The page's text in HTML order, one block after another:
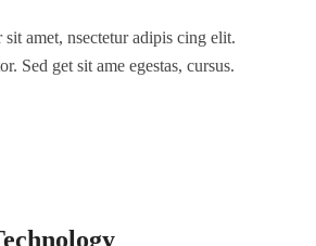
amet, nsectetur adipis cing elit.
Sed get sit ame egestas, cursus.